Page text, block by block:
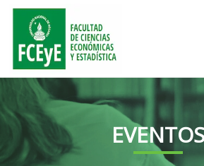
EVENTOS